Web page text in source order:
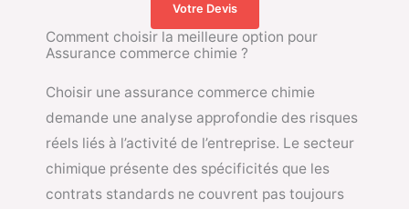
Votre Devis
Comment choisir la meilleure option pour
Assurance commerce chimie ?
Choisir une assurance commerce chimie
demande une analyse approfondie des risques
réels liés à l’activité de l’entreprise. Le secteur
chimique présente des spécificités que les
contrats standards ne couvrent pas toujours